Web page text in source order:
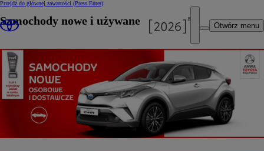
Przejdź do głównej zawartości (Press Enter)
Otwórz menu
Samochody nowe i używane